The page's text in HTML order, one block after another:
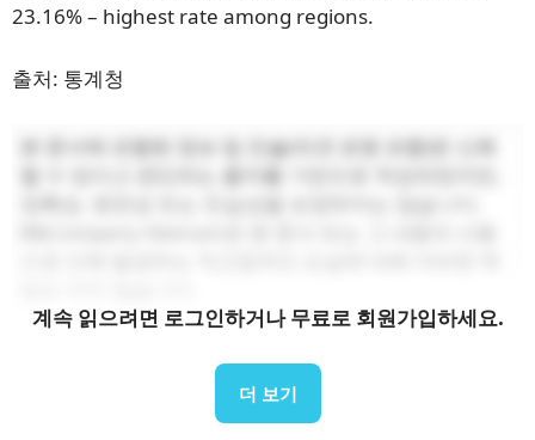
23.16% – highest rate among regions.
출처: 통계청
본 문서에 포함된 정보 및 진술(의견 표명 포함)은 신뢰
계속 읽으려면 로그인하거나 무료로 회원가입하세요.
더 보기